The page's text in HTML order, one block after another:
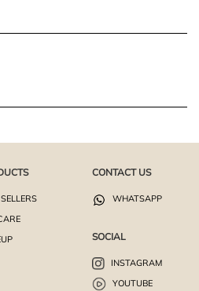
CONTACT US
WHATSAPP
SOCIAL
INSTAGRAM
YOUTUBE